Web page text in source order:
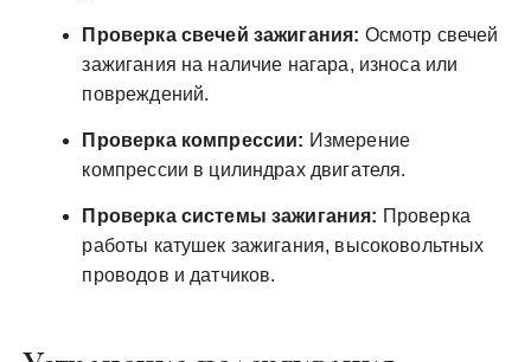
Проверка свечей зажигания: Осмотр свечей
зажигания на наличие нагара, износа или
повреждений.
Проверка компрессии: Измерение
компрессии в цилиндрах двигателя.
Проверка системы зажигания: Проверка
работы катушек зажигания, высоковольтных
проводов и датчиков.